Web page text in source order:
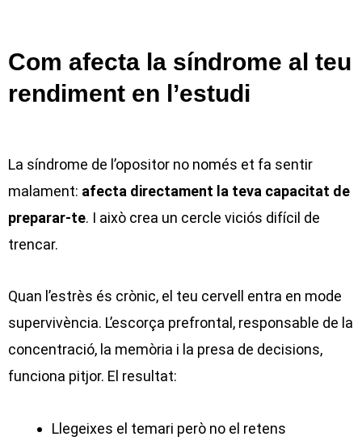
Com afecta la síndrome al teu
rendiment en l’estudi
La síndrome de l’opositor no només et fa sentir
malament: afecta directament la teva capacitat de
preparar-te. I això crea un cercle viciós difícil de
trencar.
Quan l’estrès és crònic, el teu cervell entra en mode
supervivència. L’escorça prefrontal, responsable de la
concentració, la memòria i la presa de decisions,
funciona pitjor. El resultat:
Llegeixes el temari però no el retens